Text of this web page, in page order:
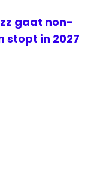
gaat non-
stopt in 2027